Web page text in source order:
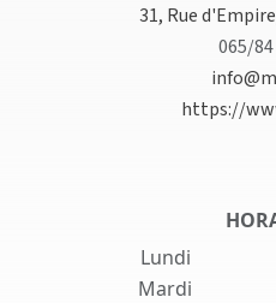
31, Rue
065/84
https://
Lundi
Mardi